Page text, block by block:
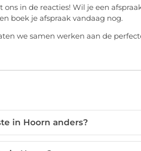
in de reacties! Wil je een
boek je afspraak vandaag nog.
we samen werken aan de
in Hoorn anders?